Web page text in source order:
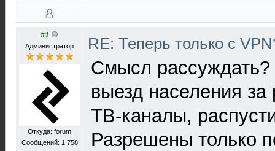
#1
Администратор
Откуда: forum
Сообщений: 1 758
RE: Теперь только с
Смысл рассуждать?
выезд населения
ТВ-каналы,
Разрешены только